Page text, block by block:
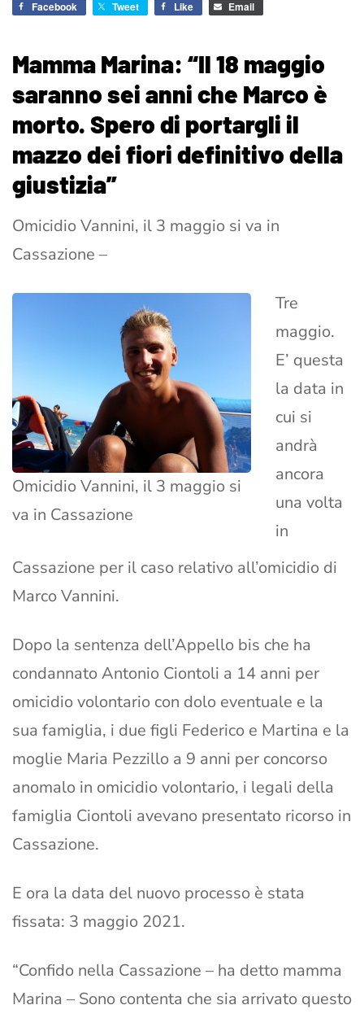
Facebook Tweet Like Email
Mamma Marina: “Il 18 maggio
saranno sei anni che Marco è
morto. Spero di portargli il
mazzo dei fiori definitivo della
giustizia”
Omicidio Vannini, il 3 maggio si va in
Cassazione –
Omicidio Vannini, il 3 maggio si
va in Cassazione
Tre
maggio.
E’ questa
la data in
cui si
andrà
ancora
una volta
in
Cassazione per il caso relativo all’omicidio di
Marco Vannini.
Dopo la sentenza dell’Appello bis che ha
condannato Antonio Ciontoli a 14 anni per
omicidio volontario con dolo eventuale e la
sua famiglia, i due figli Federico e Martina e la
moglie Maria Pezzillo a 9 anni per concorso
anomalo in omicidio volontario, i legali della
famiglia Ciontoli avevano presentato ricorso in
Cassazione.
E ora la data del nuovo processo è stata
fissata: 3 maggio 2021.
“Confido nella Cassazione – ha detto mamma
Marina – Sono contenta che sia arrivato questo